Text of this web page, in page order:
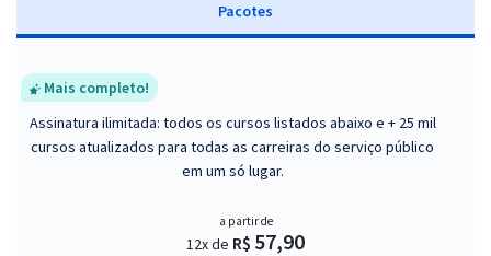
Pacotes
Mais completo!
Assinatura ilimitada: todos os cursos listados abaixo e + 25 mil
cursos atualizados para todas as carreiras do serviço público
em um só lugar.
a partir de
12x de R$ 57,90